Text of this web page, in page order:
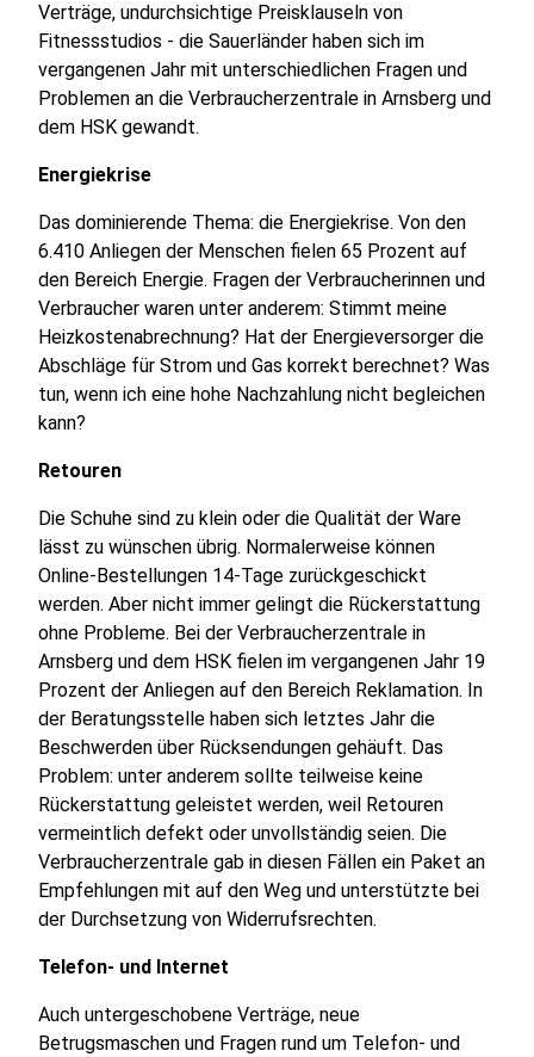
Verträge, undurchsichtige Preisklauseln von
Fitnessstudios - die Sauerländer haben sich im
vergangenen Jahr mit unterschiedlichen Fragen und
Problemen an die Verbraucherzentrale in Arnsberg und
dem HSK gewandt.
Energiekrise
Das dominierende Thema: die Energiekrise. Von den
6.410 Anliegen der Menschen fielen 65 Prozent auf
den Bereich Energie. Fragen der Verbraucherinnen und
Verbraucher waren unter anderem: Stimmt meine
Heizkostenabrechnung? Hat der Energieversorger die
Abschläge für Strom und Gas korrekt berechnet? Was
tun, wenn ich eine hohe Nachzahlung nicht begleichen
kann?
Retouren
Die Schuhe sind zu klein oder die Qualität der Ware
lässt zu wünschen übrig. Normalerweise können
Online-Bestellungen 14-Tage zurückgeschickt
werden. Aber nicht immer gelingt die Rückerstattung
ohne Probleme. Bei der Verbraucherzentrale in
Arnsberg und dem HSK fielen im vergangenen Jahr 19
Prozent der Anliegen auf den Bereich Reklamation. In
der Beratungsstelle haben sich letztes Jahr die
Beschwerden über Rücksendungen gehäuft. Das
Problem: unter anderem sollte teilweise keine
Rückerstattung geleistet werden, weil Retouren
vermeintlich defekt oder unvollständig seien. Die
Verbraucherzentrale gab in diesen Fällen ein Paket an
Empfehlungen mit auf den Weg und unterstützte bei
der Durchsetzung von Widerrufsrechten.
Telefon- und Internet
Auch untergeschobene Verträge, neue
Betrugsmaschen und Fragen rund um Telefon- und